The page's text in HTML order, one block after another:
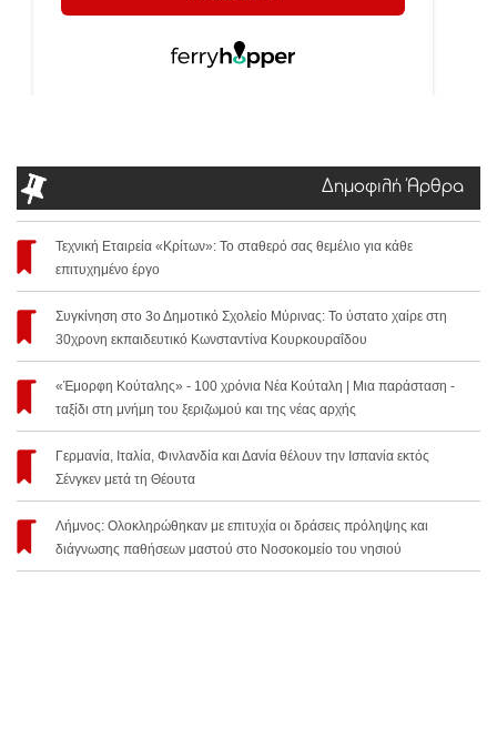
Δημοφιλή Άρθρα
Τεχνική Εταιρεία «Κρίτων»: Το σταθερό σας θεμέλιο για κάθε
επιτυχημένο έργο
Συγκίνηση στο 3ο Δημοτικό Σχολείο Μύρινας: Το ύστατο χαίρε στη
30χρονη εκπαιδευτικό Κωνσταντίνα Κουρκουραΐδου
«Έμορφη Κούταλης» - 100 χρόνια Νέα Κούταλη | Μια παράσταση -
ταξίδι στη μνήμη του ξεριζωμού και της νέας αρχής
Γερμανία, Ιταλία, Φινλανδία και Δανία θέλουν την Ισπανία εκτός
Σένγκεν μετά τη Θέουτα
Λήμνος: Ολοκληρώθηκαν με επιτυχία οι δράσεις πρόληψης και
διάγνωσης παθήσεων μαστού στο Νοσοκομείο του νησιού